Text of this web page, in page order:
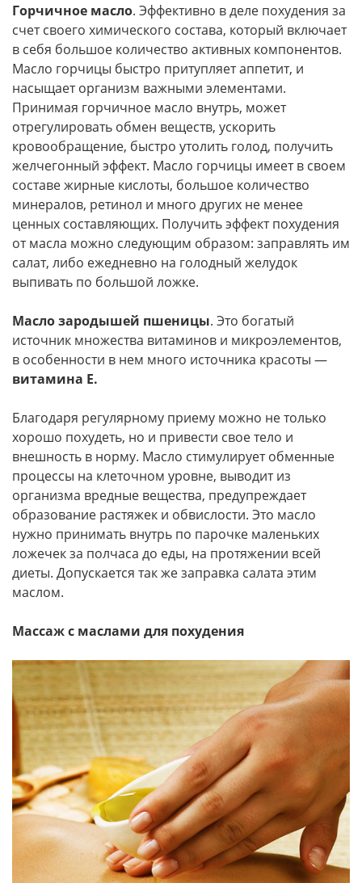
Горчичное масло. Эффективно в деле похудения за
счет своего химического состава, который включает
в себя большое количество активных компонентов.
Масло горчицы быстро притупляет аппетит, и
насыщает организм важными элементами.
Принимая горчичное масло внутрь, может
отрегулировать обмен веществ, ускорить
кровообращение, быстро утолить голод, получить
желчегонный эффект. Масло горчицы имеет в своем
составе жирные кислоты, большое количество
минералов, ретинол и много других не менее
ценных составляющих. Получить эффект похудения
от масла можно следующим образом: заправлять им
салат, либо ежедневно на голодный желудок
выпивать по большой ложке.
Масло зародышей пшеницы. Это богатый
источник множества витаминов и микроэлементов,
в особенности в нем много источника красоты —
витамина Е.
Благодаря регулярному приему можно не только
хорошо похудеть, но и привести свое тело и
внешность в норму. Масло стимулирует обменные
процессы на клеточном уровне, выводит из
организма вредные вещества, предупреждает
образование растяжек и обвислости. Это масло
нужно принимать внутрь по парочке маленьких
ложечек за полчаса до еды, на протяжении всей
диеты. Допускается так же заправка салата этим
маслом.
Массаж с маслами для похудения